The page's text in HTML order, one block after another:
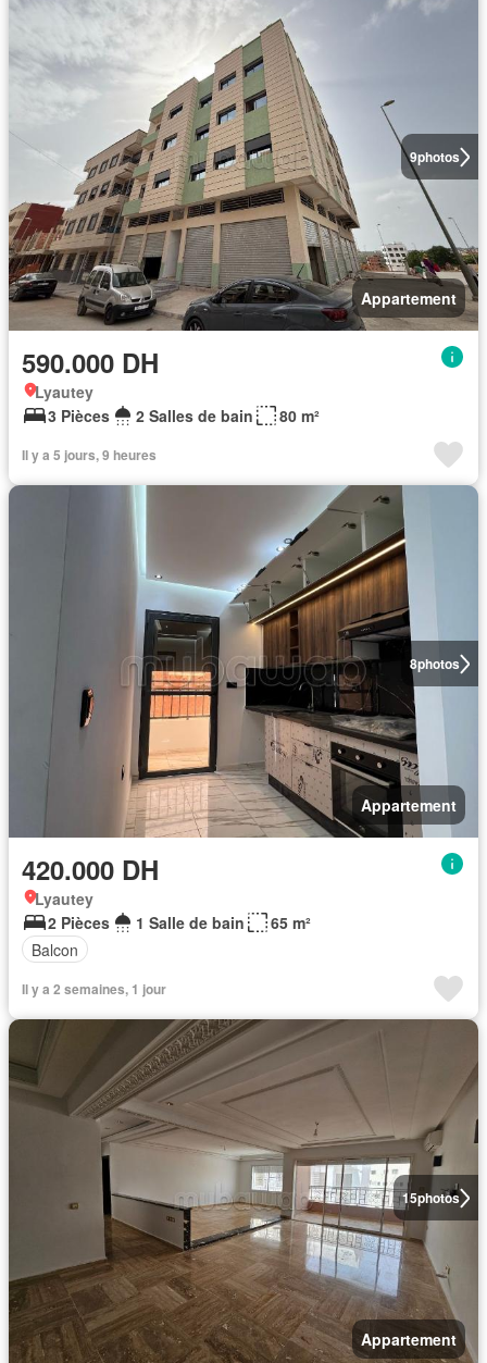
9photos
Appartement
590.000 DH
Lyautey
3 Pièces
2 Salles de bain 80 m²
Il y a 5 jours, 9 heures
8photos
Appartement
420.000 DH
Lyautey
2 Pièces
1 Salle de bain
65 m²
Balcon
Il y a 2 semaines, 1 jour
15photos
Appartement